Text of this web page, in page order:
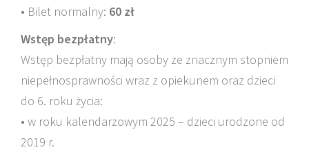
• Bilet normalny: 60 zł
Wstęp bezpłatny:
Wstęp bezpłatny mają osoby ze znacznym stopniem
niepełnosprawności wraz z opiekunem oraz dzieci
do 6. roku życia:
• w roku kalendarzowym 2025 – dzieci urodzone od
2019 r.